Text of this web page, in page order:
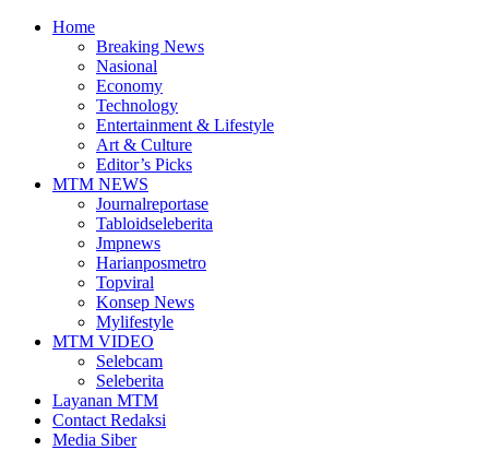
Home
Breaking News
Nasional
Economy
Technology
Entertainment & Lifestyle
Art & Culture
Editor’s Picks
MTM NEWS
Journalreportase
Tabloidseleberita
Jmpnews
Harianposmetro
Topviral
Konsep News
Mylifestyle
MTM VIDEO
Selebcam
Seleberita
Layanan MTM
Contact Redaksi
Media Siber